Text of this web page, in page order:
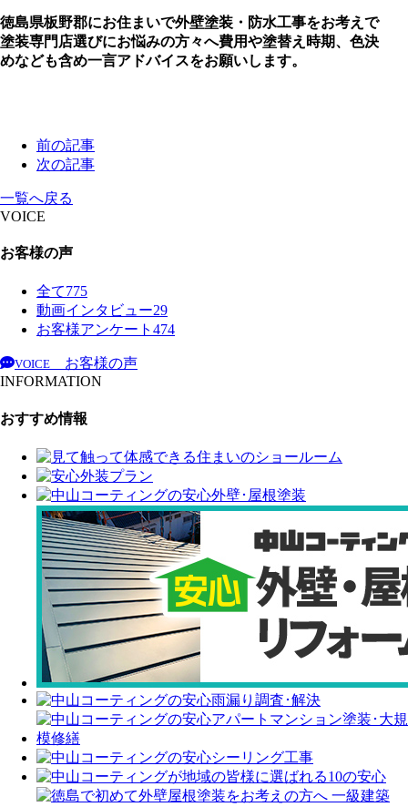
徳島県板野郡にお住まいで外壁塗装・防水工事をお考えで
塗装専門店選びにお悩みの方々へ費用や塗替え時期、色決
めなども含め一言アドバイスをお願いします。
前の記事
次の記事
一覧へ戻る
VOICE
お客様の声
全て775
動画インタビュー29
お客様アンケート 474
VOICE
お客様の声
INFORMATION
おすすめ情報